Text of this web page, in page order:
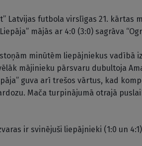
Latvijas futbola virslīgas 21. kārtas
mājās ar 4:0 (3:0) sagrāva
minūtēm liepājniekus vadībā
mājinieku pārsvaru dubultoja
guva arī trešos vārtus, kad
Mača turpinājumā otrajā
ir svinējuši liepājnieki (1:0 un